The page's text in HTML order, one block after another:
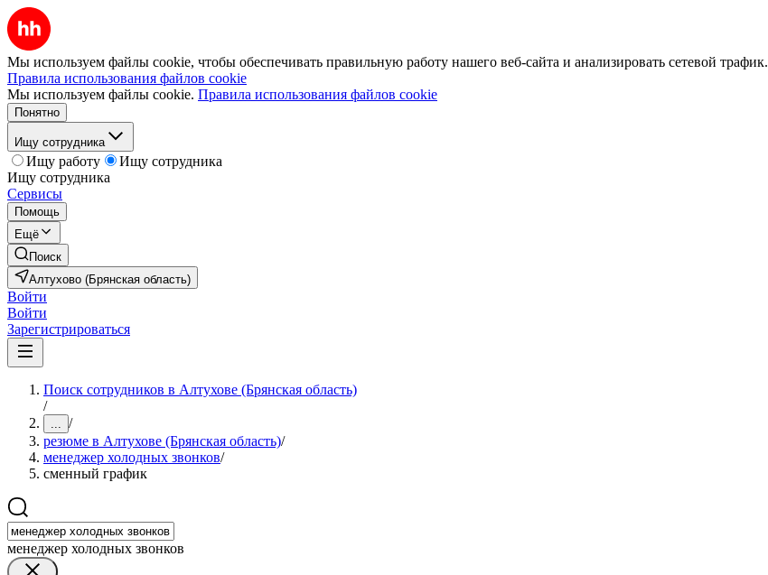
Мы используем файлы cookie, чтобы обеспечивать правильную работу нашего веб-сайта и анализировать сетевой трафик.
Правила использования файлов cookie
Мы используем файлы cookie. Правила использования файлов cookie
Понятно
Ищу сотрудника
Ищу работу
Ищу сотрудника
Ищу сотрудника
Сервисы
Помощь
Ещё
Поиск
Алтухово (Брянская область)
Войти
Войти
Зарегистрироваться
Поиск сотрудников в Алтухове (Брянская область)
/
... /
резюме в Алтухове (Брянская область)/
менеджер холодных звонков/
сменный график
менеджер холодных звонков